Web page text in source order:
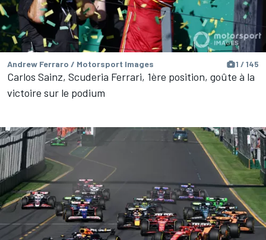
Andrew Ferraro / Motorsport Images 1 / 145
Carlos Sainz, Scuderia Ferrari, 1ère position, goûte à la
victoire sur le podium